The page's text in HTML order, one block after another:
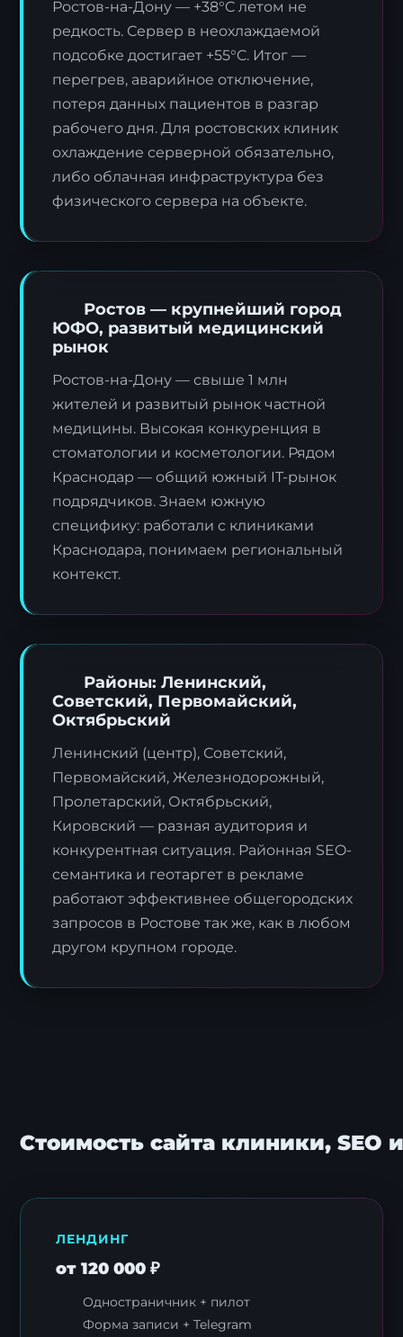
Ростов-на-Дону — +38°C летом не
редкость. Сервер в неохлаждаемой
подсобке достигает +55°C. Итог —
перегрев, аварийное отключение,
потеря данных пациентов в разгар
рабочего дня. Для ростовских клиник
охлаждение серверной обязательно,
либо облачная инфраструктура без
физического сервера на объекте.
Ростов — крупнейший город
ЮФО, развитый медицинский
рынок
Ростов-на-Дону — свыше 1 млн
жителей и развитый рынок частной
медицины. Высокая конкуренция в
стоматологии и косметологии. Рядом
Краснодар — общий южный IT-рынок
подрядчиков. Знаем южную
специфику: работали с клиниками
Краснодара, понимаем региональный
контекст.
Районы: Ленинский,
Советский, Первомайский,
Октябрьский
Ленинский (центр), Советский,
Первомайский, Железнодорожный,
Пролетарский, Октябрьский,
Кировский — разная аудитория и
конкурентная ситуация. Районная SEO-
семантика и геотаргет в рекламе
работают эффективнее общегородских
запросов в Ростове так же, как в любом
другом крупном городе.
Стоимость сайта клиники,
ЛЕНДИНГ
от 120 000 ₽
Одностраничник + пилот
Форма записи + Telegram